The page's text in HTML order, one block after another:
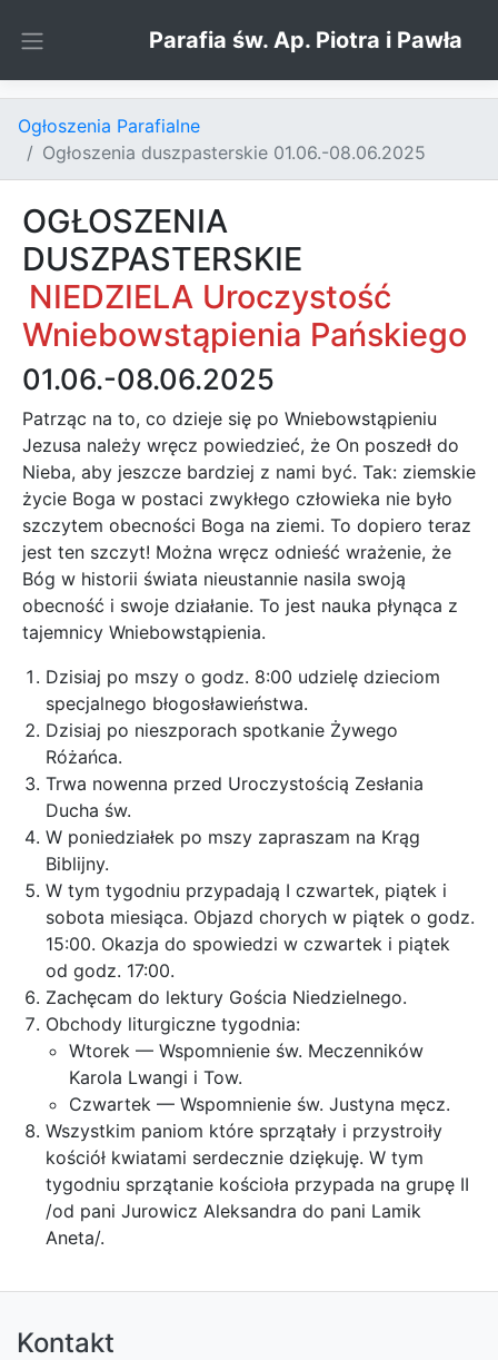
Parafia św. Ap. Piotra i Pawła
Ogłoszenia Parafialne
Ogłoszenia duszpasterskie 01.06.-08.06.2025
OGŁOSZENIA
DUSZPASTERSKIE
NIEDZIELA Uroczystość
Wniebowstąpienia Pańskiego
01.06.-08.06.2025
Patrząc na to, co dzieje się po Wniebowstąpieniu
Jezusa należy wręcz powiedzieć, że On poszedł do
Nieba, aby jeszcze bardziej z nami być. Tak: ziemskie
życie Boga w postaci zwykłego człowieka nie było
szczytem obecności Boga na ziemi. To dopiero teraz
jest ten szczyt! Można wręcz odnieść wrażenie, że
Bóg w historii świata nieustannie nasila swoją
obecność i swoje działanie. To jest nauka płynąca z
tajemnicy Wniebowstąpienia.
Dzisiaj po mszy o godz. 8:00 udzielę dzieciom
specjalnego błogosławieństwa.
Dzisiaj po nieszporach spotkanie Żywego
Różańca.
Trwa nowenna przed Uroczystością Zesłania
Ducha św.
W poniedziałek po mszy zapraszam na Krąg
Biblijny.
W tym tygodniu przypadają I czwartek, piątek i
sobota miesiąca. Objazd chorych w piątek o godz.
15:00. Okazja do spowiedzi w czwartek i piątek
od godz. 17:00.
Zachęcam do lektury Gościa Niedzielnego.
Obchody liturgiczne tygodnia:
Wtorek — Wspomnienie św. Meczenników
Karola Lwangi i Tow.
Czwartek — Wspomnienie św. Justyna męcz.
Wszystkim paniom które sprzątały i przystroiły
kościół kwiatami serdecznie dziękuję. W tym
tygodniu sprzątanie kościoła przypada na grupę II
/od pani Jurowicz Aleksandra do pani Lamik
Aneta/.
Kontakt